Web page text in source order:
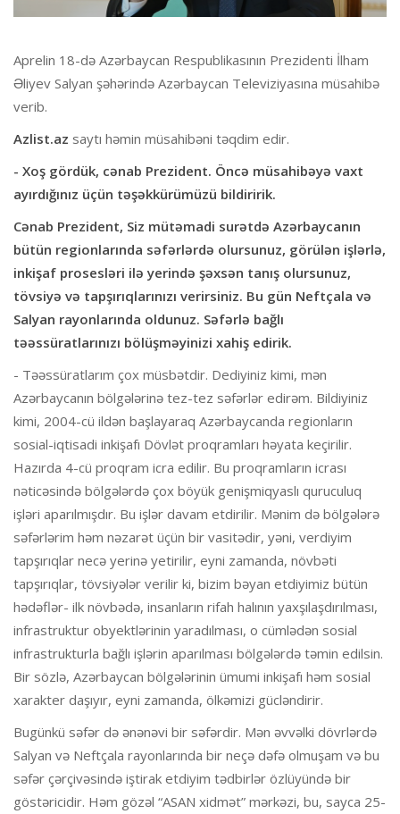
Aprelin 18-də Azərbaycan Respublikasının Prezidenti İlham
Əliyev Salyan şəhərində Azərbaycan Televiziyasına müsahibə
verib.
Azlist.az saytı həmin müsahibəni təqdim edir.
- Xoş gördük, cənab Prezident. Öncə müsahibəyə vaxt
ayırdığınız üçün təşəkkürümüzü bildiririk.
Cənab Prezident, Siz mütəmadi surətdə Azərbaycanın
bütün regionlarında səfərlərdə olursunuz, görülən işlərlə,
inkişaf prosesləri ilə yerində şəxsən tanış olursunuz,
tövsiyə və tapşırıqlarınızı verirsiniz. Bu gün Neftçala və
Salyan rayonlarında oldunuz. Səfərlə bağlı
təəssüratlarınızı bölüşməyinizi xahiş edirik.
- Təəssüratlarım çox müsbətdir. Dediyiniz kimi, mən
Azərbaycanın bölgələrinə tez-tez səfərlər edirəm. Bildiyiniz
kimi, 2004-cü ildən başlayaraq Azərbaycanda regionların
sosial-iqtisadi inkişafı Dövlət proqramları həyata keçirilir.
Hazırda 4-cü proqram icra edilir. Bu proqramların icrası
nəticəsində bölgələrdə çox böyük genişmiqyaslı quruculuq
işləri aparılmışdır. Bu işlər davam etdirilir. Mənim də bölgələrə
səfərlərim həm nəzarət üçün bir vasitədir, yəni, verdiyim
tapşırıqlar necə yerinə yetirilir, eyni zamanda, növbəti
tapşırıqlar, tövsiyələr verilir ki, bizim bəyan etdiyimiz bütün
hədəflər- ilk növbədə, insanların rifah halının yaxşılaşdırılması,
infrastruktur obyektlərinin yaradılması, o cümlədən sosial
infrastrukturla bağlı işlərin aparılması bölgələrdə təmin edilsin.
Bir sözlə, Azərbaycan bölgələrinin ümumi inkişafı həm sosial
xarakter daşıyır, eyni zamanda, ölkəmizi gücləndirir.
Bugünkü səfər də ənənəvi bir səfərdir. Mən əvvəlki dövrlərdə
Salyan və Neftçala rayonlarında bir neçə dəfə olmuşam və bu
səfər çərçivəsində iştirak etdiyim tədbirlər özlüyündə bir
göstəricidir. Həm gözəl “ASAN xidmət” mərkəzi, bu, sayca 25-